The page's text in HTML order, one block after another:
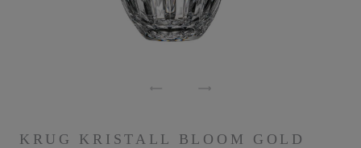
KRUG KRISTALL BLOOM GOLD